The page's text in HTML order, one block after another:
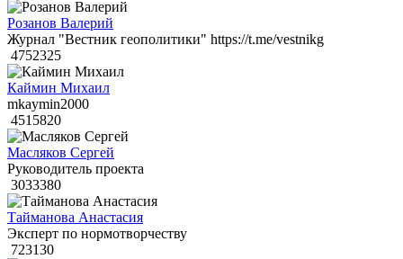
Розанов Валерий
Журнал "Вестник геополитики" https://t.me/vestnikg
4752325
Каймин Михаил
mkaymin2000
4515820
Масляков Сергей
Руководитель проекта
3033380
Тайманова Анастасия
Эксперт по нормотворчеству
723130